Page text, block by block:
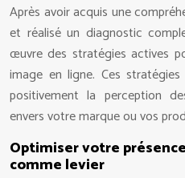
Après avoir acquis une
et réalisé un diagnostic
œuvre des stratégies actives
image en ligne. Ces
positivement la perception
envers votre marque ou vos
Optimiser votre
comme levier